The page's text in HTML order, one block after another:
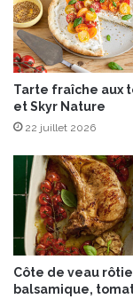
e
s
e
t
R
a
t
o
u
q
u
e
v
e
a
u
,
n
t
e
s
Tarte fraîche aux
et Skyr Nature
22 juillet 2026
Côte de veau
balsamique,